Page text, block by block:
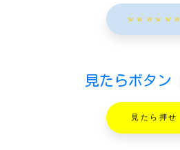
ｗｗｗｗｗｗ
見たらボタン
見たら押せ